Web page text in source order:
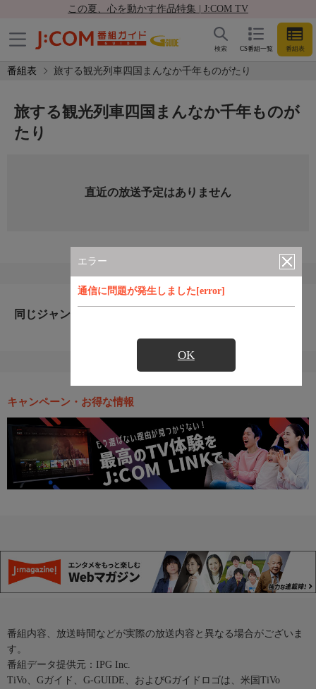
この夏、心を動かす作品特集 | J:COM TV
CS番組一覧 番組表
検索
番組表 旅する観光列車四国まんなか千年ものがたり
エラー
通信に問題が発生しました[error]
OK
旅する観光列車四国まんなか千年ものが
たり
直近の放送予定はありません
同じジャンルのおすすめ番組
キャンペーン・お得な情報
番組内容、放送時間などが実際の放送内容と異なる場合がございま
す。
番組データ提供元：IPG Inc.
TiVo、Gガイド、G-GUIDE、およびGガイドロゴは、米国TiVo